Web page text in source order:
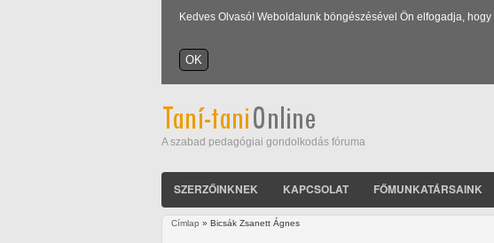
Kedves Olvasó! Weboldalunk böngészésével Ön elfogadja,
A szabad pedagógiai gondolkodás fóruma
SZERZŐINKNEK KAPCSOLAT FŐMUNKATÁRSAINK
Címlap » Bicsák Zsanett Ágnes